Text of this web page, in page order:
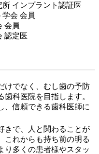
インプラント認証医
学会 会員
会員
認定医
けでなく、むし歯の予防
歯科医院を目指します。
、信頼できる歯科医師に
きで、人と関わることが
これからも持ち前の明る
り多くの患者様やスタッ